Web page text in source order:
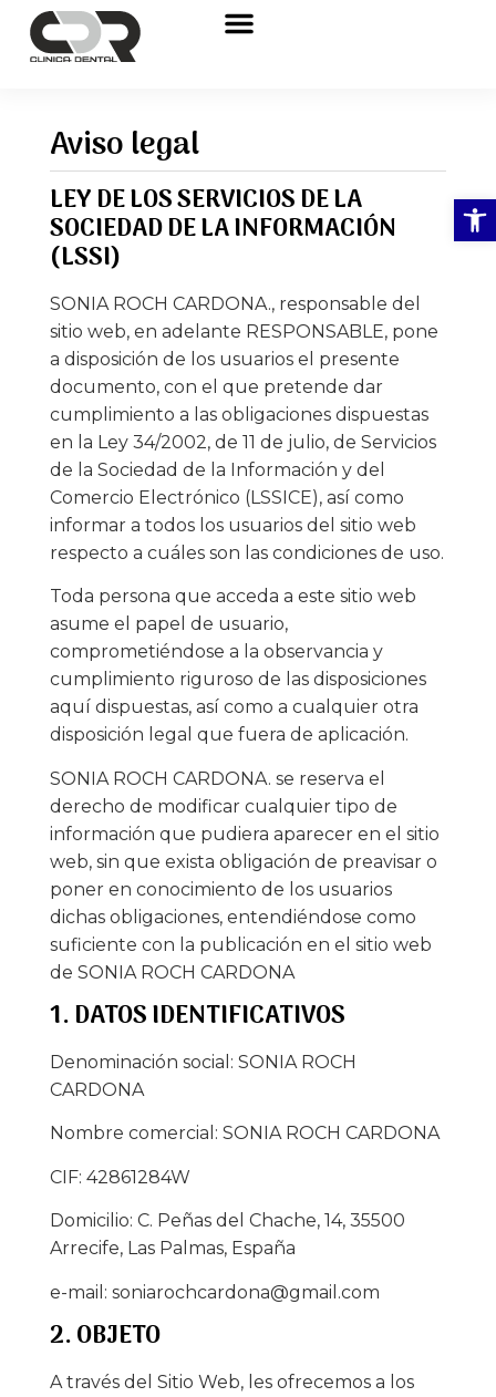
Aviso legal
LEY DE LOS SERVICIOS DE LA
SOCIEDAD DE LA INFORMACIÓN
(LSSI)
SONIA ROCH CARDONA., responsable del
sitio web, en adelante RESPONSABLE, pone
a disposición de los usuarios el presente
documento, con el que pretende dar
cumplimiento a las obligaciones dispuestas
en la Ley 34/2002, de 11 de julio, de Servicios
de la Sociedad de la Información y del
Comercio Electrónico (LSSICE), así como
informar a todos los usuarios del sitio web
respecto a cuáles son las condiciones de uso.
Toda persona que acceda a este sitio web
asume el papel de usuario,
comprometiéndose a la observancia y
cumplimiento riguroso de las disposiciones
aquí dispuestas, así como a cualquier otra
disposición legal que fuera de aplicación.
SONIA ROCH CARDONA. se reserva el
derecho de modificar cualquier tipo de
información que pudiera aparecer en el sitio
web, sin que exista obligación de preavisar o
poner en conocimiento de los usuarios
dichas obligaciones, entendiéndose como
suficiente con la publicación en el sitio web
de SONIA ROCH CARDONA
1. DATOS IDENTIFICATIVOS
Denominación social: SONIA ROCH
CARDONA
Nombre comercial: SONIA ROCH CARDONA
CIF: 42861284W
Domicilio: C. Peñas del Chache, 14, 35500
Arrecife, Las Palmas, España
e-mail: soniarochcardona@gmail.com
2. OBJETO
A través del Sitio Web, les ofrecemos a los